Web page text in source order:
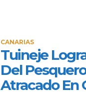
CANARIAS
Tuineje
Del
Atracado En